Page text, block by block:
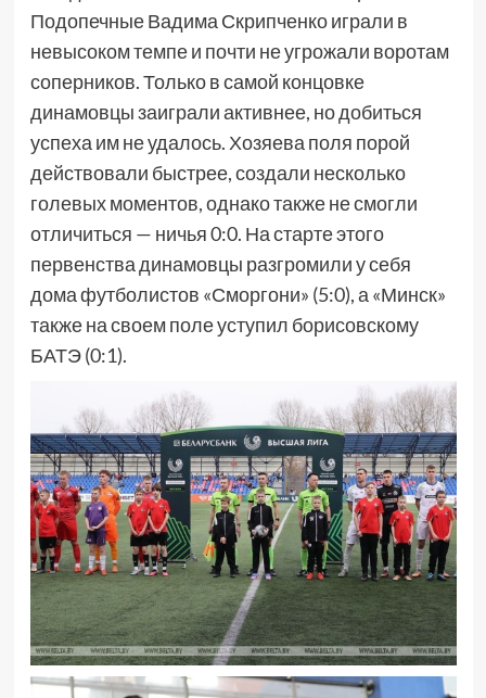
Подопечные Вадима Скрипченко играли в
невысоком темпе и почти не угрожали воротам
соперников. Только в самой концовке
динамовцы заиграли активнее, но добиться
успеха им не удалось. Хозяева поля порой
действовали быстрее, создали несколько
голевых моментов, однако также не смогли
отличиться — ничья 0:0. На старте этого
первенства динамовцы разгромили у себя
дома футболистов «Сморгони» (5:0), а «Минск»
также на своем поле уступил борисовскому
БАТЭ (0:1).